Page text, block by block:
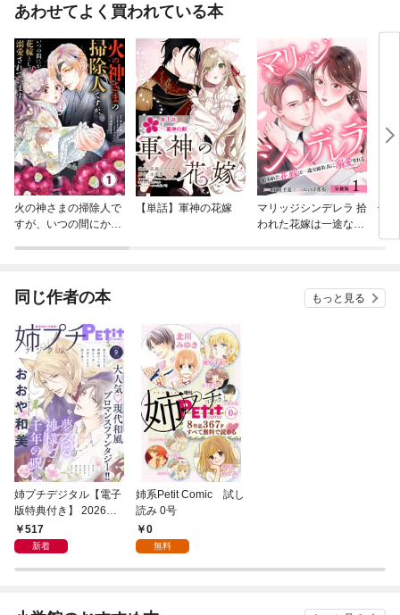
あわせてよく買われている本
火の神さまの掃除人で
すが、いつの間にか花
【単話】軍神の花嫁
マリッジシンデレラ 拾
われた花嫁は一途な副
偽
ら
同じ作者の本 もっと見る
姉プチデジタル【電子
版特典付き】 2026年9
月号（2026年8月7日
発売）
517
新着
姉系Petit Comic 試し
読み 0号
0
無料